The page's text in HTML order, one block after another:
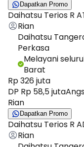
Dapatkan Promo
Daihatsu Terios R
Rian
Daihatsu
Perkasa
Melayani
Barat
Rp 326 juta
DP Rp 58,5 juta
Rian
Dapatkan Promo
Daihatsu Terios R
Rian